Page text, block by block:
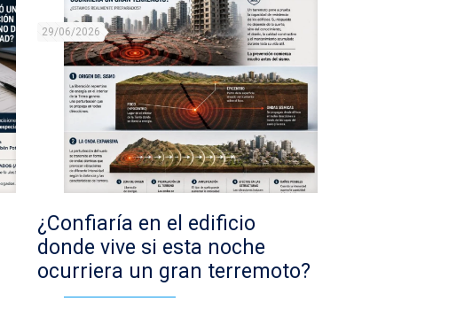
29/06/2026
¿Confiaría en el edificio
donde vive si esta noche
ocurriera un gran terremoto?